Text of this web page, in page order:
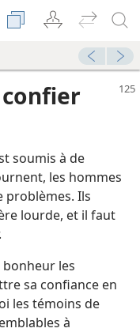
soumis à de
les hommes
problèmes. Ils
lourde, et il faut
les
sa confiance en
les témoins de
à